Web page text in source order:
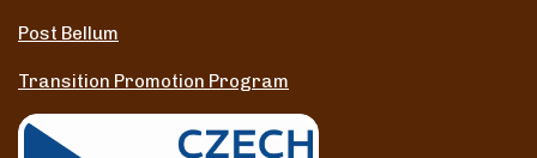
Post Bellum
Transition Promotion Program